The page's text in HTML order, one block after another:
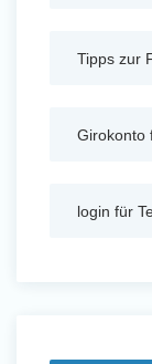
und
Tipps zur
Girokonto
login für